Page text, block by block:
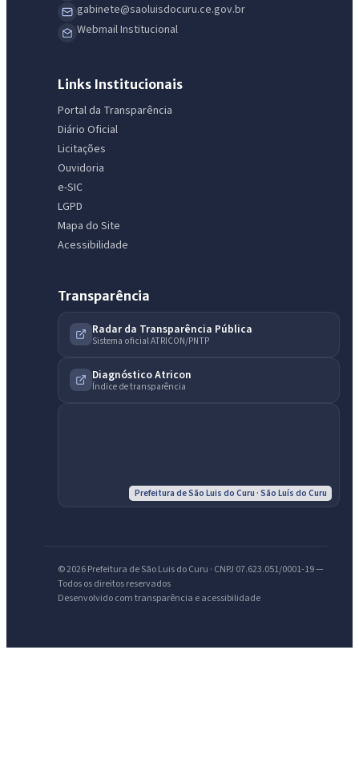
gabinete@saoluisdocuru.ce.gov.br
Webmail Institucional
Links Institucionais
Portal da Transparência
Diário Oficial
Licitações
Ouvidoria
e-SIC
LGPD
Mapa do Site
Acessibilidade
Transparência
Radar da Transparência Pública
Sistema oficial ATRICON/PNTP
Diagnóstico Atricon
Índice de transparência
Prefeitura de São Luis do Curu · São Luís do Curu
© 2026 Prefeitura de São Luis do Curu · CNPJ 07.623.051/0001-19 —
Todos os direitos reservados
Desenvolvido com transparência e acessibilidade
Assistente do Portal